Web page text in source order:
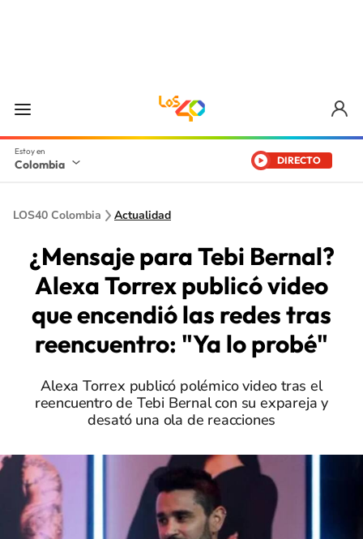
Colombia DIRECTO
LOS40 Colombia Actualidad
¿Mensaje para Tebi Bernal?
Alexa Torrex publicó video
que encendió las redes tras
reencuentro: "Ya lo probé"
Alexa Torrex publicó polémico video tras el
reencuentro de Tebi Bernal con su expareja y
desató una ola de reacciones